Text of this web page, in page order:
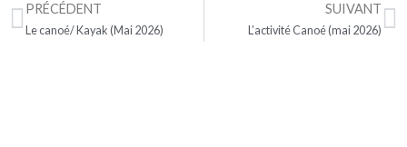
PRÉCÉDENT
Le canoé/ Kayak (Mai 2026)
SUIVANT
L’activité Canoé (mai 2026)